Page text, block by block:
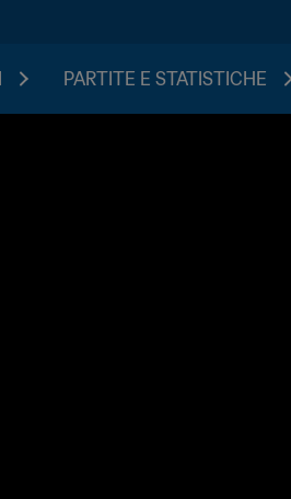
PARTITE E STATISTICHE